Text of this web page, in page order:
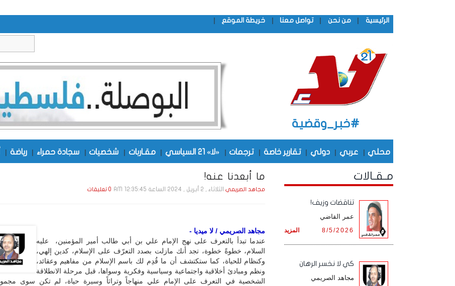
الرئيسية | من نحن | تواصل معنا | خريطة الموقع |
#خبر_وقضية
محلي | عربي | دولي | تقارير خاصة | ترجمات | «لا» 21 السياسي | مقـاربات | شخصيات | سجادة حمراء | رياضة |
ما أبعدنا عنه!
مجاهد الصريميالثلاثاء , 2 أبـريـل , 2024 الساعة 12:35:45 AM 0 تعليقات
مجاهد الصريمي / لا ميديا -
عندما تبدأ بالتعرف على نهج الإمام علي بن أبي طالب أمير المؤمنين، عليه
السلام، خطوةً خطوة، تجد أنك مازلت بصدد التعرّف على الإسلام، كدين إلهي،
وكنظام للحياة، كما ستكتشف أن ما قُدِم لك باسم الإسلام من مفاهيم وعقائد،
ونظم ومبادئ أخلاقية واجتماعية وسياسية وفكرية وسواها، قبل مرحلة الانطلاقة
الشخصية في التعرف على الإمام علي منهاجاً وتراثاً وسيرة حياة، لم تكن سوى
مـقـالات
تناقضات وزيف!
عمر القاضي
المزيد 8/5/2026
كي لا نخسر الرهان
مجاهد الصريمي